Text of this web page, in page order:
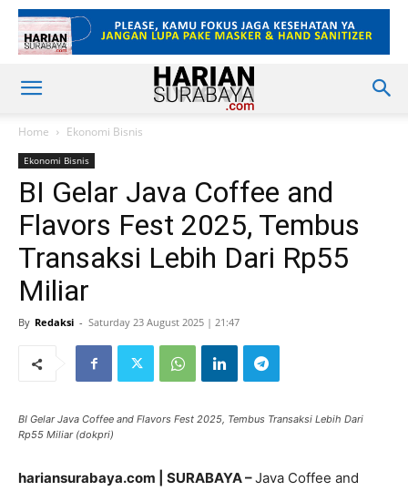
Home Ekonomi Bisnis
Ekonomi Bisnis
BI Gelar Java Coffee and
Flavors Fest 2025, Tembus
Transaksi Lebih Dari Rp55
Miliar
By Redaksi - Saturday 23 August 2025 | 21:47
BI Gelar Java Coffee and Flavors Fest 2025, Tembus Transaksi Lebih Dari
Rp55 Miliar (dokpri)
hariansurabaya.com | SURABAYA –Java Coffee and